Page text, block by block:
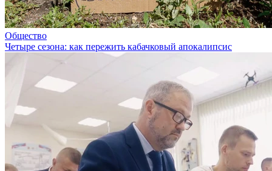
Общество
Четыре сезона: как пережить кабачковый апокалипсис